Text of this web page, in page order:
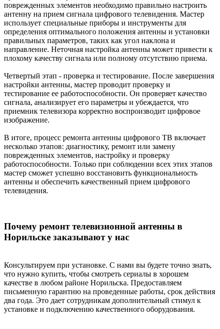
поврежденных элементов необходимо правильно настроить
антенну на прием сигнала цифрового телевидения. Мастер
использует специальные приборы и инструменты для
определения оптимального положения антенны и установки
правильных параметров, таких как угол наклона и
направление. Неточная настройка антенны может привести к
плохому качеству сигнала или полному отсутствию приема.
Четвертый этап - проверка и тестирование. После завершения
настройки антенны, мастер проводит проверку и
тестирование ее работоспособности. Он проверяет качество
сигнала, анализирует его параметры и убеждается, что
приемник телевизора корректно воспроизводит цифровое
изображение.
В итоге, процесс ремонта антенны цифрового ТВ включает
несколько этапов: диагностику, ремонт или замену
поврежденных элементов, настройку и проверку
работоспособности. Только при соблюдении всех этих этапов
мастер сможет успешно восстановить функциональность
антенны и обеспечить качественный прием цифрового
телевидения.
Почему ремонт телевизионной антенны в
Норильске заказывают у нас
Консультируем при установке. С нами вы будете точно знать,
что нужно купить, чтобы смотреть сериалы в хорошем
качестве в любом районе Норильска. Предоставляем
письменную гарантию на проведенные работы, срок действия
два года. Это дает сотрудникам дополнительный стимул к
установке и подключению качественного оборудования.